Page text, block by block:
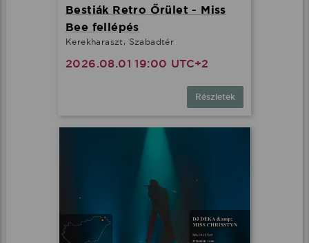
Bestiák Retro Őrület - Miss
Bee fellépés
Kerekharaszt, Szabadtér
2026.08.01 19:00 UTC+2
Részletek